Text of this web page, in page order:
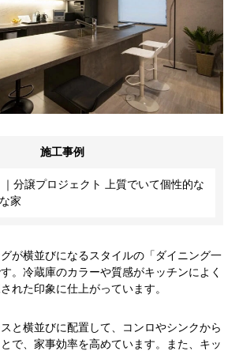
施工事例
分譲プロジェクト 上質でいて個性的な
家
が横並びになるスタイルの「ダイニング一
。冷蔵庫のカラーや質感がキッチンによく
れた印象に仕上がっています。
と横並びに配置して、コンロやシンクから
で、家事効率を高めています。また、キッ